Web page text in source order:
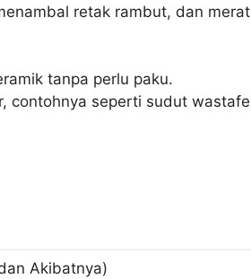
retak rambut, dan
tanpa perlu paku.
contohnya seperti sudut
Akibatnya)